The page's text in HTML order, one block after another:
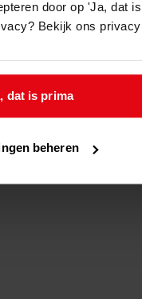
door op 'Ja, dat
Bekijk ons
dat is prima
beheren